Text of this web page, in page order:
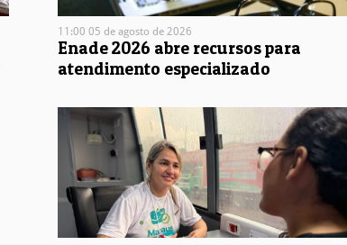
11:00 05 de agosto de 2026
Enade 2026 abre recursos para
atendimento especializado